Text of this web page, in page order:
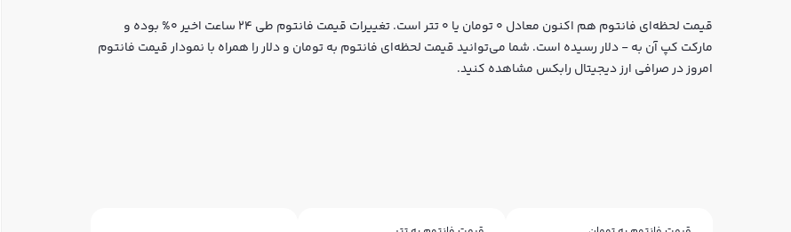
قیمت لحظه‌ای فانتوم هم اکنون معادل 0 تومان یا 0 تتر است. تغییرات قیمت فانتوم طی 24 ساعت اخیر 0% بوده و
مارکت کپ آن به - دلار رسیده است. شما می‌توانید قیمت لحظه‌ای فانتوم به تومان و دلار را همراه با نمودار قیمت فانتوم
امروز در صرافی ارز دیجیتال رابکس مشاهده کنید.